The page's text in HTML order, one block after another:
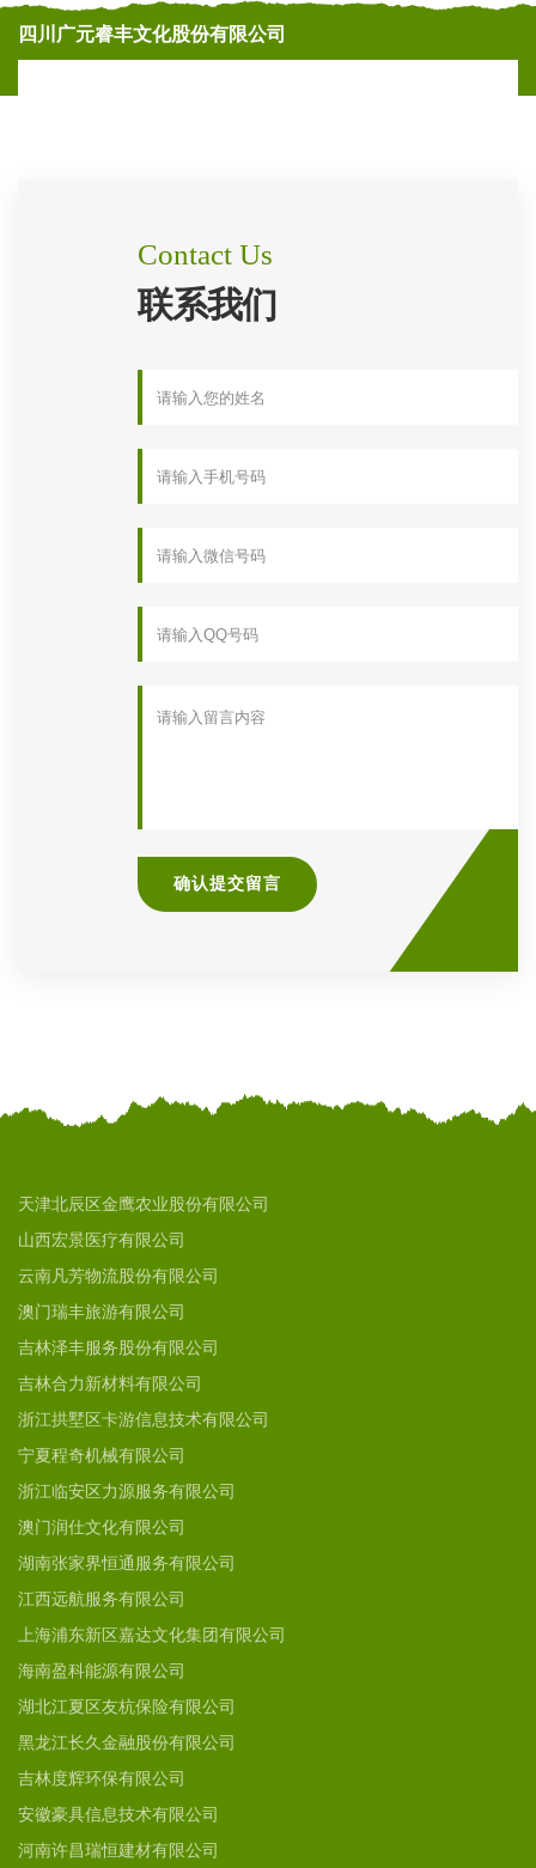
四川广元睿丰文化股份有限公司
Contact Us
联系我们
确认提交留言
天津北辰区金鹰农业股份有限公司
山西宏景医疗有限公司
云南凡芳物流股份有限公司
澳门瑞丰旅游有限公司
吉林泽丰服务股份有限公司
吉林合力新材料有限公司
浙江拱墅区卡游信息技术有限公司
宁夏程奇机械有限公司
浙江临安区力源服务有限公司
澳门润仕文化有限公司
湖南张家界恒通服务有限公司
江西远航服务有限公司
上海浦东新区嘉达文化集团有限公司
海南盈科能源有限公司
湖北江夏区友杭保险有限公司
黑龙江长久金融股份有限公司
吉林度辉环保有限公司
安徽豪具信息技术有限公司
河南许昌瑞恒建材有限公司